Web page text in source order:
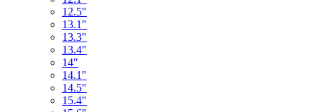
12.5"
13.1"
13.3"
13.4"
14"
14.1"
14.5"
15.4"